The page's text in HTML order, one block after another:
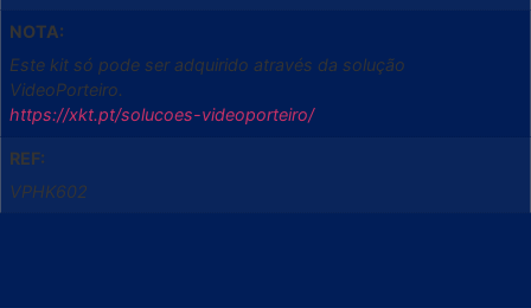
NOTA:
Este kit só pode ser adquirido através da solução
VideoPorteiro.
https://xkt.pt/solucoes-videoporteiro/
REF:
VPHK602